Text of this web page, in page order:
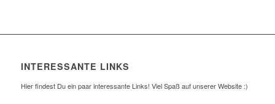
INTERESSANTE LINKS
Hier findest Du ein paar interessante Links! Viel Spaß auf unserer Website :)